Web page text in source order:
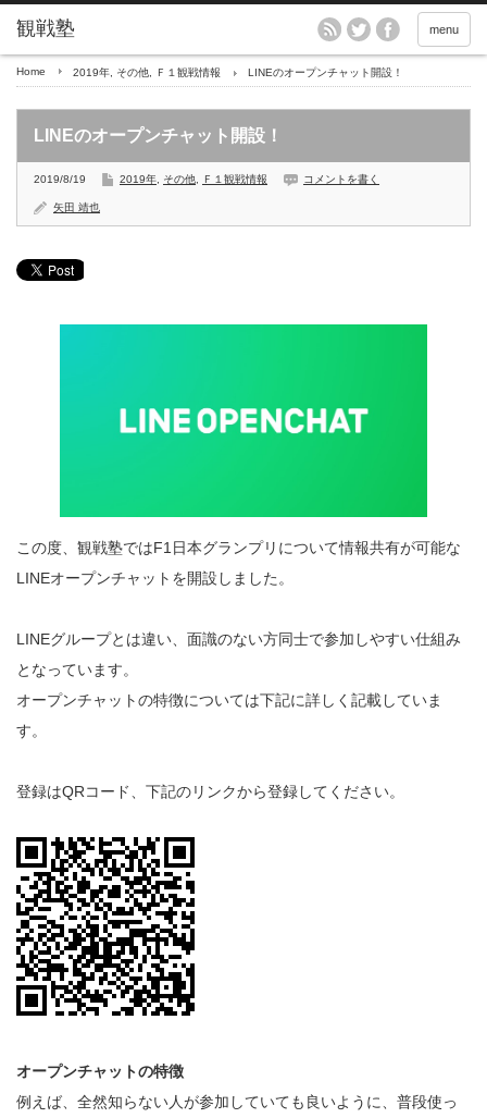
menu
Home 2019年 その他 Ｆ１観戦情報 LINEのオープンチャット開設！
LINEのオープンチャット開設！
2019/8/19 2019年 その他 Ｆ１観戦情報 コメントを書く
矢田 靖也
この度、観戦塾ではF1日本グランプリについて情報共有が可能な
LINEオープンチャットを開設しました。
LINEグループとは違い、面識のない方同士で参加しやすい仕組み
となっています。
オープンチャットの特徴については下記に詳しく記載していま
す。
登録はQRコード、下記のリンクから登録してください。
オープンチャットの特徴
例えば、全然知らない人が参加していても良いように、普段使っ